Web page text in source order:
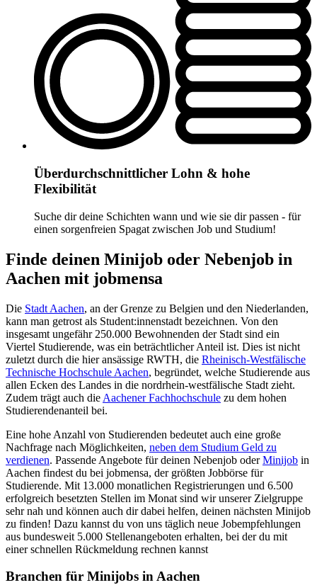
Überdurchschnittlicher Lohn & hohe
Flexibilität
Suche dir deine Schichten wann und wie sie dir passen - für
einen sorgenfreien Spagat zwischen Job und Studium!
Finde deinen Minijob oder Nebenjob in
Aachen mit jobmensa
Die Stadt Aachen, an der Grenze zu Belgien und den Niederlanden,
kann man getrost als Student:innenstadt bezeichnen. Von den
insgesamt ungefähr 250.000 Bewohnenden der Stadt sind ein
Viertel Studierende, was ein beträchtlicher Anteil ist. Dies ist nicht
zuletzt durch die hier ansässige RWTH, die Rheinisch-Westfälische
Technische Hochschule Aachen, begründet, welche Studierende aus
allen Ecken des Landes in die nordrhein-westfälische Stadt zieht.
Zudem trägt auch die Aachener Fachhochschule zu dem hohen
Studierendenanteil bei.
Eine hohe Anzahl von Studierenden bedeutet auch eine große
Nachfrage nach Möglichkeiten, neben dem Studium Geld zu
verdienen. Passende Angebote für deinen Nebenjob oderMinijob in
Aachen findest du bei jobmensa, der größten Jobbörse für
Studierende. Mit 13.000 monatlichen Registrierungen und 6.500
erfolgreich besetzten Stellen im Monat sind wir unserer Zielgruppe
sehr nah und können auch dir dabei helfen, deinen nächsten Minijob
zu finden! Dazu kannst du von uns täglich neue Jobempfehlungen
aus bundesweit 5.000 Stellenangeboten erhalten, bei der du mit
einer schnellen Rückmeldung rechnen kannst
Branchen für Minijobs in Aachen